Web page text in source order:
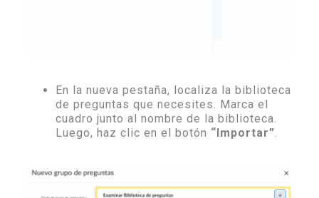
En la nueva pestaña, localiza la biblioteca
de preguntas que necesites. Marca el
cuadro junto al nombre de la biblioteca.
Luego, haz clic en el botón “Importar”.